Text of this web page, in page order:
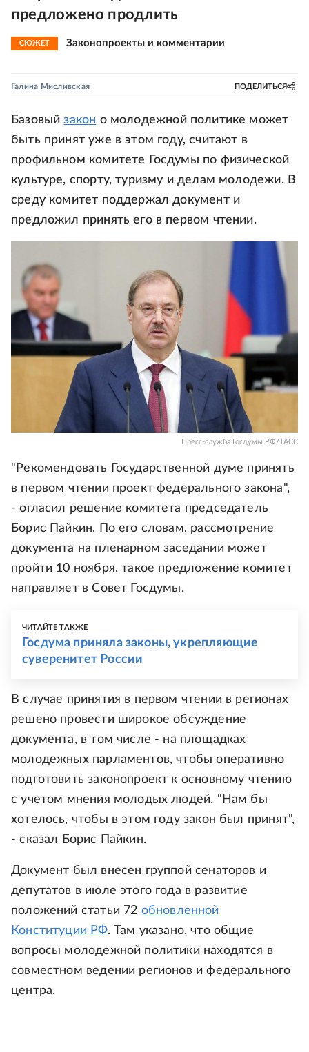
предложено продлить
СЮЖЕТ Законопроекты и комментарии
Галина Мисливская ПОДЕЛИТЬСЯ
Базовыйзакон о молодежной политике может
быть принят уже в этом году, считают в
профильном комитете Госдумы по физической
культуре, спорту, туризму и делам молодежи. В
среду комитет поддержал документ и
предложил принять его в первом чтении.
Пресс-служба Госдумы РФ/ТАСС
"Рекомендовать Государственной думе принять
в первом чтении проект федерального закона",
- огласил решение комитета председатель
Борис Пайкин. По его словам, рассмотрение
документа на пленарном заседании может
пройти 10 ноября, такое предложение комитет
направляет в Совет Госдумы.
ЧИТАЙТЕ ТАКЖЕ
Госдума приняла законы, укрепляющие
суверенитет России
В случае принятия в первом чтении в регионах
решено провести широкое обсуждение
документа, в том числе - на площадках
молодежных парламентов, чтобы оперативно
подготовить законопроект к основному чтению
с учетом мнения молодых людей. "Нам бы
хотелось, чтобы в этом году закон был принят",
- сказал Борис Пайкин.
Документ был внесен группой сенаторов и
депутатов в июле этого года в развитие
положений статьи 72 обновленной
Конституции РФ. Там указано, что общие
вопросы молодежной политики находятся в
совместном ведении регионов и федерального
центра.